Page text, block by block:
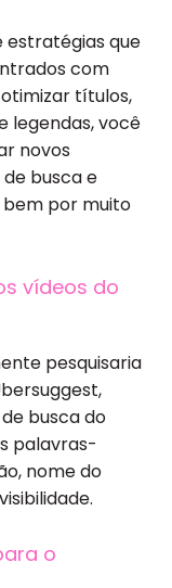
estratégias que
com
títulos,
legendas, você
novos
busca e
por muito
vídeos do
pesquisaria
busca do
palavras-
nome do
o